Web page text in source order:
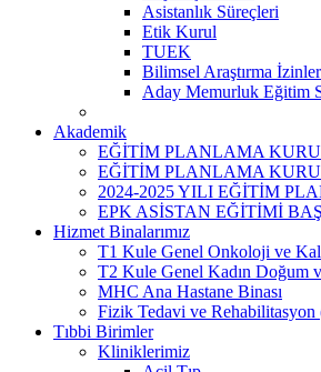
Asistanlık Süreçleri
Etik Kurul
TUEK
Bilimsel Araştırma
Aday Memurluk Eğitim
Akademik
EĞİTİM PLANLAMA
EĞİTİM PLANLAMA
2024-2025 YILI EĞİTİM
EPK ASİSTAN EĞİTİMİ
Hizmet Binalarımız
T1 Kule Genel Onkoloji ve
T2 Kule Genel Kadın Doğum
MHC Ana Hastane Binası
Fizik Tedavi ve
Tıbbi Birimler
Kliniklerimiz